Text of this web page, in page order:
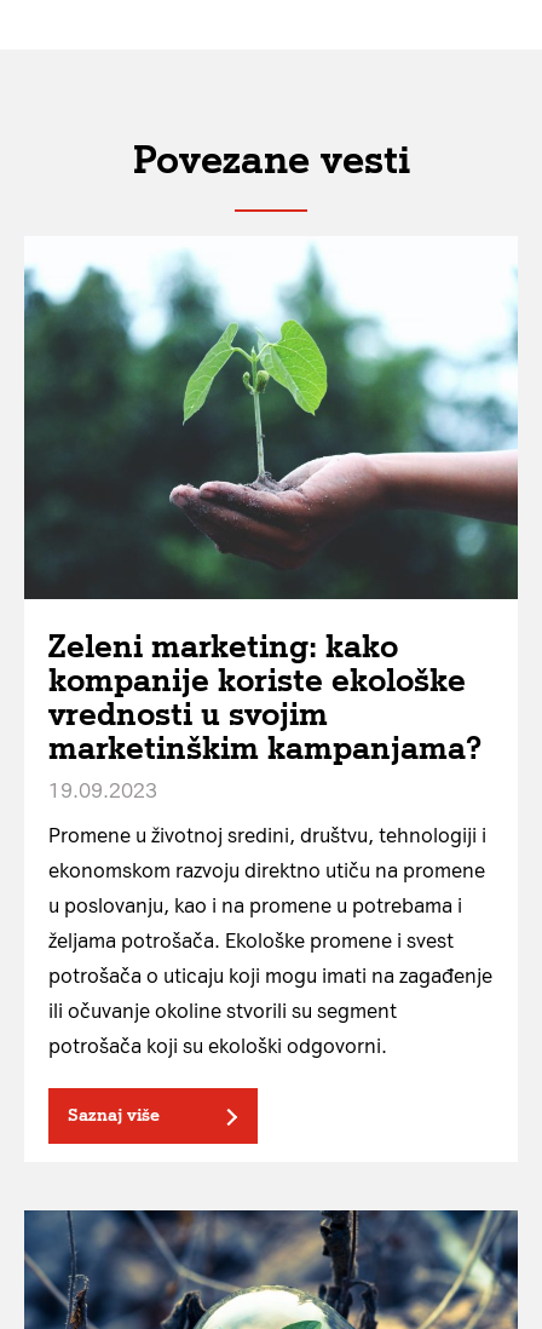
Povezane vesti
Zeleni marketing: kako
kompanije koriste ekološke
vrednosti u svojim
marketinškim kampanjama?
19.09.2023
Promene u životnoj sredini, društvu, tehnologiji i
ekonomskom razvoju direktno utiču na promene
u poslovanju, kao i na promene u potrebama i
željama potrošača. Ekološke promene i svest
potrošača o uticaju koji mogu imati na zagađenje
ili očuvanje okoline stvorili su segment
potrošača koji su ekološki odgovorni.
Saznaj više